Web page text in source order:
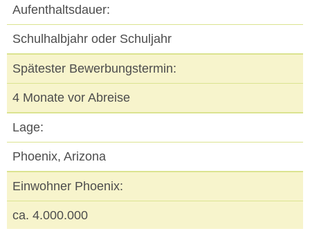
Aufenthaltsdauer:
Schulhalbjahr oder Schuljahr
Spätester Bewerbungstermin:
4 Monate vor Abreise
Lage:
Phoenix, Arizona
Einwohner Phoenix:
ca. 4.000.000